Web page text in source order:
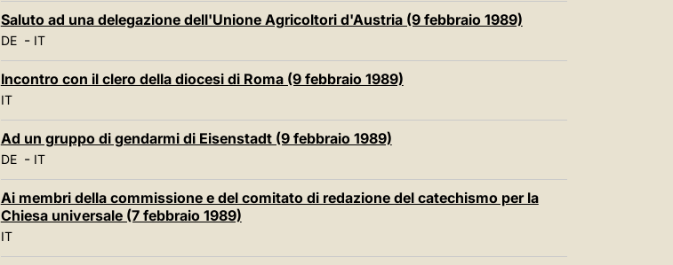
Saluto ad una delegazione dell'Unione Agricoltori d'Austria (9 febbraio 1989)
DE- IT
Incontro con il clero della diocesi di Roma (9 febbraio 1989)
IT
Ad un gruppo di gendarmi di Eisenstadt (9 febbraio 1989)
DE- IT
Ai membri della commissione e del comitato di redazione del catechismo per la
Chiesa universale (7 febbraio 1989)
IT